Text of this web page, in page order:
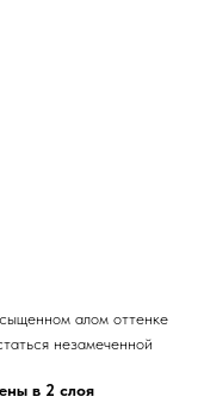
алом оттенке
незамеченной
в 2 слоя